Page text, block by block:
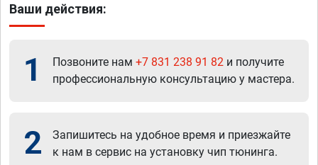
Ваши действия:
1 Позвоните нам +7 831 238 91 82 и получите
профессиональную консультацию у мастера.
2
Запишитесь на удобное время и приезжайте
к нам в сервис на установку чип тюнинга.